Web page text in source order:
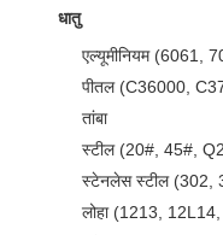
धातु
एल्यूमीनियम (6061,
पीतल (C36000,
तांबा
स्टील (20#, 45#,
स्टेनलेस स्टील (302,
लोहा (1213,